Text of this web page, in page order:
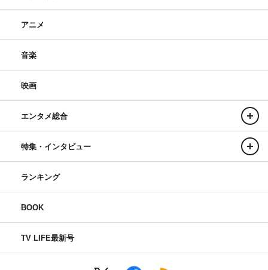
アニメ
音楽
映画
エンタメ総合
特集・インタビュー
ランキング
BOOK
TV LIFE最新号